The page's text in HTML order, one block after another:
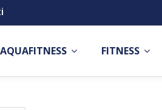
AQUAFITNESS FITNESS